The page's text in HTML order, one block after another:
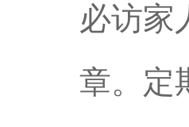
必访家
章。定